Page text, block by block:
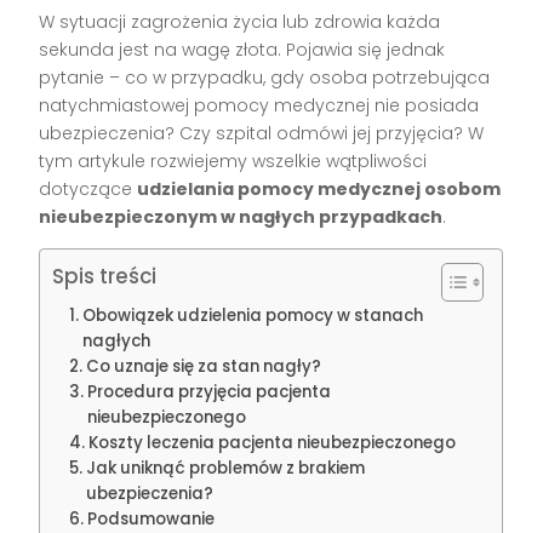
W sytuacji zagrożenia życia lub zdrowia każda
sekunda jest na wagę złota. Pojawia się jednak
pytanie – co w przypadku, gdy osoba potrzebująca
natychmiastowej pomocy medycznej nie posiada
ubezpieczenia? Czy szpital odmówi jej przyjęcia? W
tym artykule rozwiejemy wszelkie wątpliwości
dotyczące udzielania pomocy medycznej osobom
nieubezpieczonym w nagłych przypadkach.
Spis treści
Obowiązek udzielenia pomocy w stanach
nagłych
Co uznaje się za stan nagły?
Procedura przyjęcia pacjenta
nieubezpieczonego
Koszty leczenia pacjenta nieubezpieczonego
Jak uniknąć problemów z brakiem
ubezpieczenia?
Podsumowanie